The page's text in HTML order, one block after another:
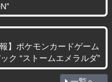
】ポケモンカードゲーム
ク “ストームエメラルダ”